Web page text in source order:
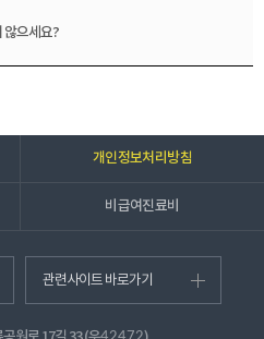
않으세요?
개인정보처리방침
비급여진료비
관련사이트 바로가기